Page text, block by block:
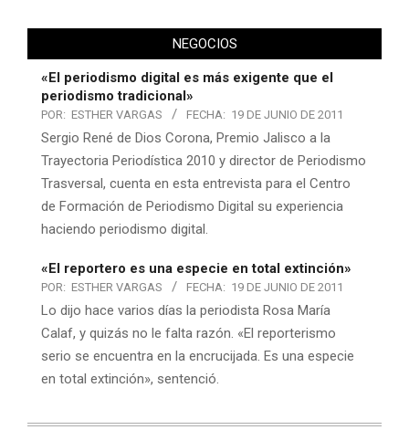
NEGOCIOS
«El periodismo digital es más exigente que el
periodismo tradicional»
POR: ESTHER VARGAS FECHA: 19 DE JUNIO DE 2011
Sergio René de Dios Corona, Premio Jalisco a la
Trayectoria Periodística 2010 y director de Periodismo
Trasversal, cuenta en esta entrevista para el Centro
de Formación de Periodismo Digital su experiencia
haciendo periodismo digital.
«El reportero es una especie en total extinción»
POR: ESTHER VARGAS FECHA: 19 DE JUNIO DE 2011
Lo dijo hace varios días la periodista Rosa María
Calaf, y quizás no le falta razón. «El reporterismo
serio se encuentra en la encrucijada. Es una especie
en total extinción», sentenció.